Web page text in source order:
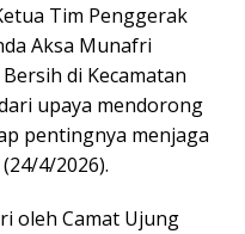
Tim Penggerak
Aksa Munafri
di Kecamatan
upaya mendorong
pentingnya menjaga
4/2026).
oleh Camat Ujung